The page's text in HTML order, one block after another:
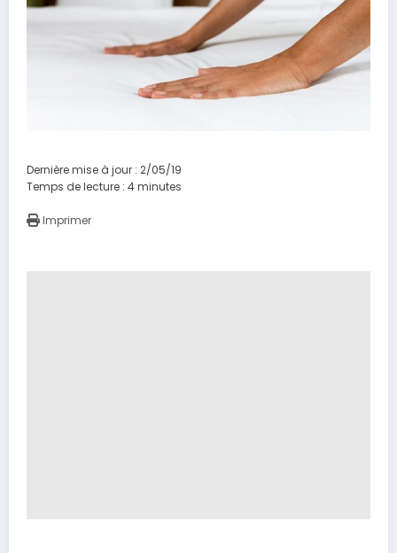
Dernière mise à jour : 2/05/19
Temps de lecture : 4minutes
Imprimer